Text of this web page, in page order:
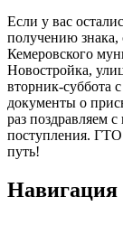
Если у вас
получению знака,
Кемеровского
Новостройка,
вторник-суббота
документы о
раз поздравляем
поступления.
путь!
Навигация